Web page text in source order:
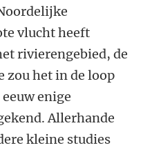
vlucht heeft
rivierengebied, de
zou het in de loop
enige
Allerhande
kleine studies